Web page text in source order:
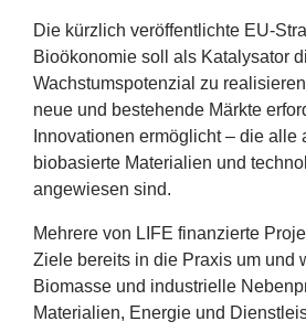
Die kürzlich veröffentlichte EU-
Bioökonomie soll als Katalysator
Wachstumspotenzial zu
neue und bestehende Märkte
Innovationen ermöglicht – die alle
biobasierte Materialien und
angewiesen sind.
Mehrere von LIFE finanzierte
Ziele bereits in die Praxis um und
Biomasse und industrielle
Materialien, Energie und